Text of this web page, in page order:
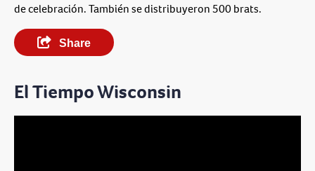
de celebración. También se distribuyeron 500 brats.
Share
El Tiempo Wisconsin